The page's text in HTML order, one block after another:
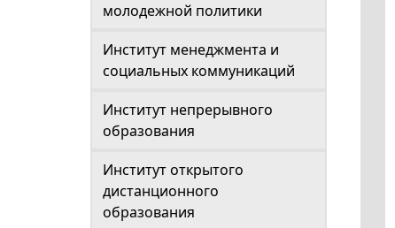
молодежной политики
Институт менеджмента и
социальных коммуникаций
Институт непрерывного
образования
Институт открытого
дистанционного
образования